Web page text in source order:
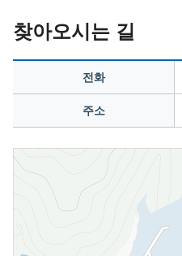
찾아오시는 길
전화
주소